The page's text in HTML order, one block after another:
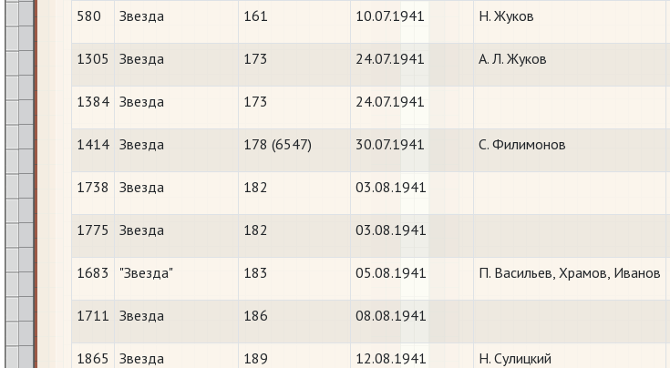
580 Звезда 161 10.07.1941 Н. Жуков
1305 Звезда 173 24.07.1941 А. Л. Жуков
1384 Звезда 173 24.07.1941
1414 Звезда 178 (6547) 30.07.1941 С. Филимонов
1738 Звезда 182 03.08.1941
1775 Звезда 182 03.08.1941
1683 "Звезда" 183 05.08.1941 П. Васильев, Храмов, Иванов
1711 Звезда 186 08.08.1941
1865 Звезда 189 12.08.1941 Н. Сулицкий